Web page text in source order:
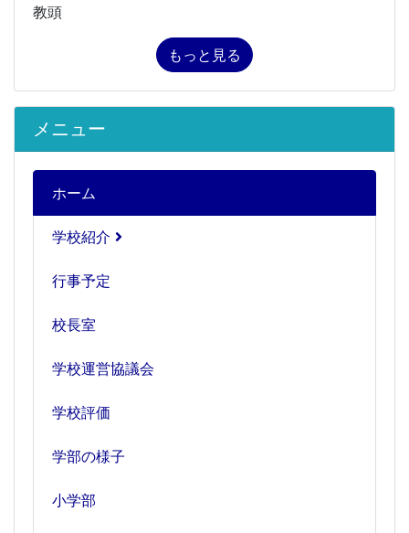
メニュー
ホーム
学校紹介
行事予定
校長室
学校運営協議会
学校評価
学部の様子
小学部
教頭
もっと見る